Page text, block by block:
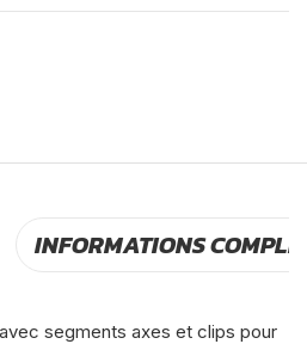
INFORMATIONS
segments axes et clips pour